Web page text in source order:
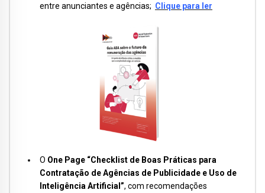
entre anunciantes e agências; Clique para ler
O One Page “Checklist de Boas Práticas para
Contratação de Agências de Publicidade e Uso de
Inteligência Artificial”, com recomendações